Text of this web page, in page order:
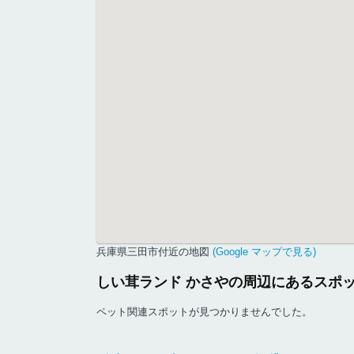
兵庫県三田市付近の地図 (Google マップで見る)
しい茸ランド かさやの周辺にあるスポ
ペット関連スポットが見つかりませんでした。